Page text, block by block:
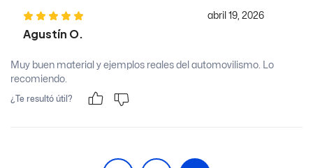
Agustín O.
abril 19, 2026
Muy buen material y ejemplos reales del automovilismo. Lo
recomiendo.
¿Te resultó útil?